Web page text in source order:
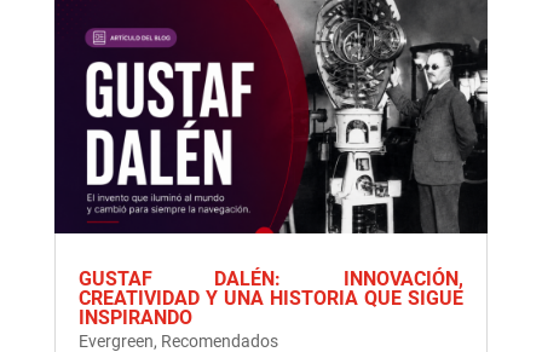
GUSTAF DALÉN: INNOVACIÓN,
CREATIVIDAD Y UNA HISTORIA QUE SIGUE
INSPIRANDO
Evergreen, Recomendados